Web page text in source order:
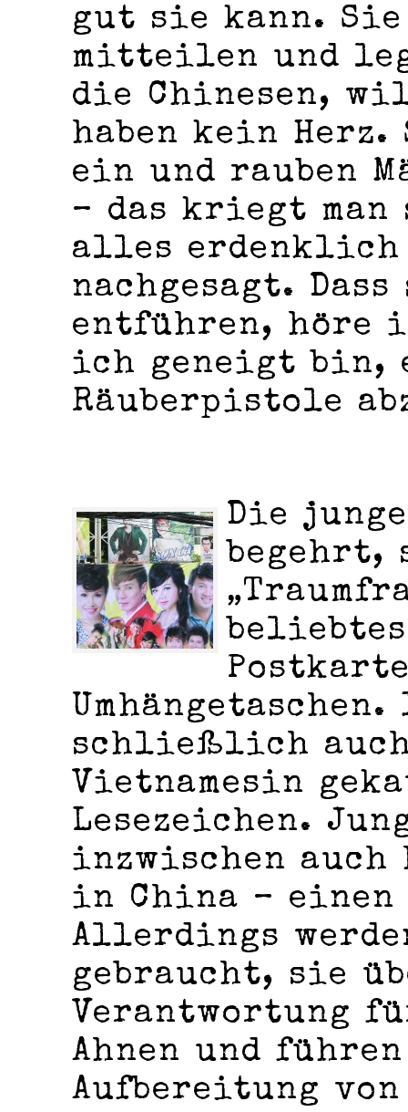
gut sie kann.
mitteilen und
die Chinesen,
haben kein
ein und rauben
– das kriegt
alles erdenklich
nachgesagt.
entführen, höre
ich geneigt bin,
Räuberpistole
Die
schließlich
Vietnamesin
Lesezeichen.
inzwischen
in China – einen
Allerdings
gebraucht, sie
Verantwortung
Ahnen und
Aufbereitung von